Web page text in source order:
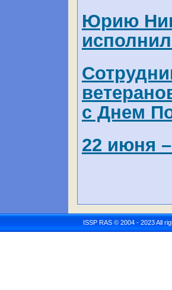
Юрию
с Днем
22 июня
ISSP RAS © 2004 - 2023 All